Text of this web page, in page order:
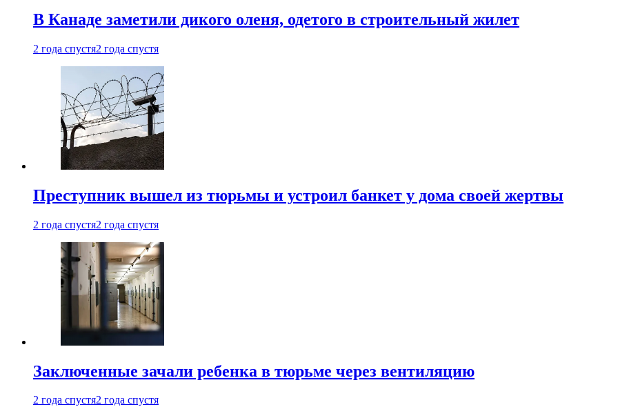
В Канаде заметили дикого оленя, одетого в строительный жилет
2 года спустя2 года спустя
Преступник вышел из тюрьмы и устроил банкет у дома своей жертвы
2 года спустя2 года спустя
Заключенные зачали ребенка в тюрьме через вентиляцию
2 года спустя2 года спустя